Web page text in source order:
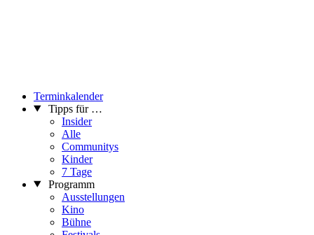
Terminkalender
Tipps für …
Insider
Alle
Communitys
Kinder
7 Tage
Programm
Ausstellungen
Kino
Bühne